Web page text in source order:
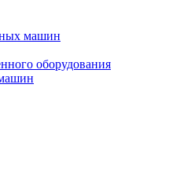
машин
оборудования